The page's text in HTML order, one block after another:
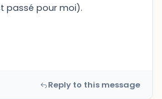
passé pour moi).
Reply to this message